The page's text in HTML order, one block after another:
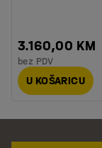
3.160,00 KM
bez PDV
U KOŠARICU